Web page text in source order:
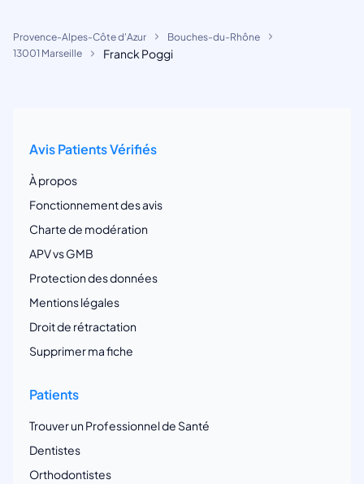
Provence-Alpes-Côte d'Azur
Bouches-du-Rhône
13001 Marseille
Franck Poggi
Avis Patients Vérifiés
À propos
Fonctionnement des avis
Charte de modération
APV vs GMB
Protection des données
Mentions légales
Droit de rétractation
Supprimer ma fiche
Patients
Trouver un Professionnel de Santé
Dentistes
Orthodontistes